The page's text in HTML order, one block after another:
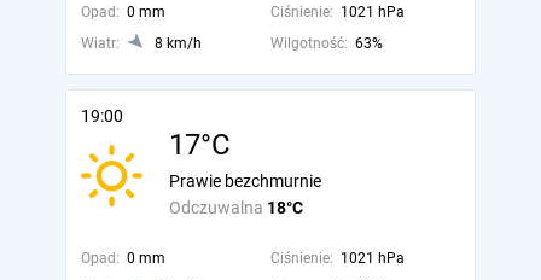
Opad: 0 mm Ciśnienie: 1021 hPa
Wiatr:
8 km/h Wilgotność: 63%
19:00
17°C
Odczuwalna 18°C
Prawie bezchmurnie
Opad: 0 mm Ciśnienie: 1021 hPa